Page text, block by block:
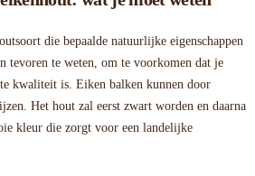
die bepaalde natuurlijke eigenschappen
tevoren te weten, om te voorkomen dat je
kwaliteit is. Eiken balken kunnen door
Het hout zal eerst zwart worden en daarna
kleur die zorgt voor een landelijke